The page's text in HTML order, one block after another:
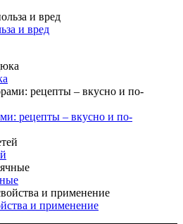
и вред
рецепты – вкусно и по-
и применение